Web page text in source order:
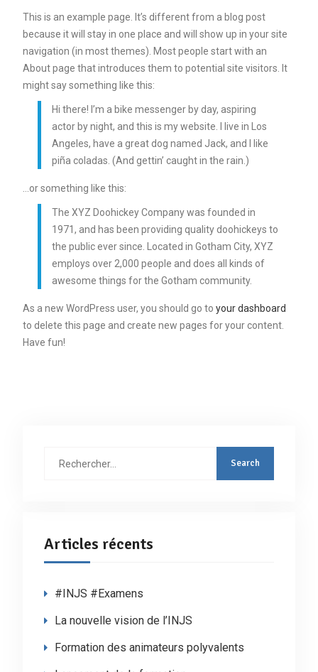
This is an example page. It’s different from a blog post
because it will stay in one place and will show up in your site
navigation (in most themes). Most people start with an
About page that introduces them to potential site visitors. It
might say something like this:
Hi there! I’m a bike messenger by day, aspiring
actor by night, and this is my website. I live in Los
Angeles, have a great dog named Jack, and I like
piña coladas. (And gettin’ caught in the rain.)
…or something like this:
The XYZ Doohickey Company was founded in
1971, and has been providing quality doohickeys to
the public ever since. Located in Gotham City, XYZ
employs over 2,000 people and does all kinds of
awesome things for the Gotham community.
As a new WordPress user, you should go to your dashboard
to delete this page and create new pages for your content.
Have fun!
Articles récents
#INJS #Examens
La nouvelle vision de l’INJS
Formation des animateurs polyvalents